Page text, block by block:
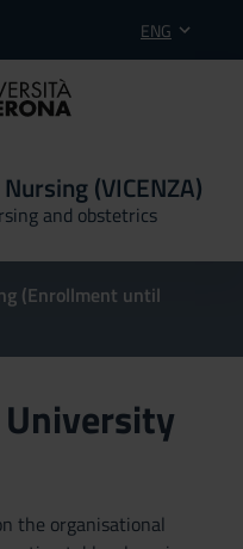
ENG
(VICENZA)
and obstetrics
(Enrollment until
the organisational